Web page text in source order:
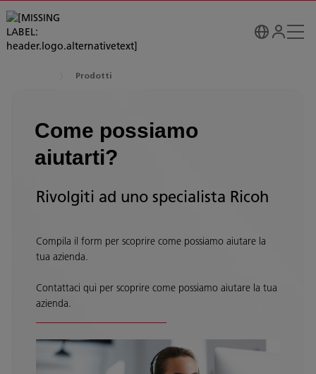
Prodotti
Come possiamo
aiutarti?
Rivolgiti ad uno specialista Ricoh
Compila il form per scoprire come possiamo aiutare la
tua azienda.
Contattaci qui per scoprire come possiamo aiutare la tua
azienda.